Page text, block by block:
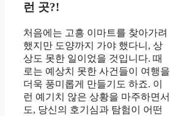
런 곳?!
처음에는 고흥 이마트를 찾아가려
했지만 도양까지 가야 했다니, 상
상도 못한 일이었을 것입니다. 때
로는 예상치 못한 사건들이 여행을
더욱 풍미롭게 만들기도 하죠. 이
런 예기치 않은 상황을 마주하면서
도, 당신의 호기심과 탐험이 어떤